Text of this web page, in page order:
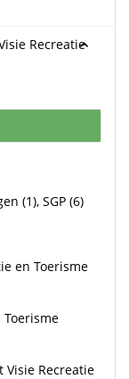
Recreatie
(1), SGP (6)
en Toerisme
Toerisme
Visie Recreatie